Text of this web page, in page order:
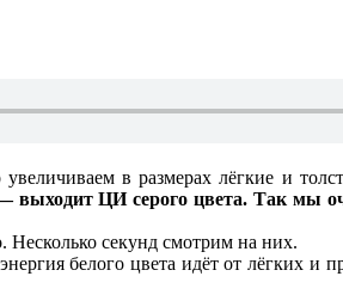
в размерах лёгкие и
выходит ЦИ серого цвета. Так мы
Несколько секунд смотрим на них.
белого цвета идёт от лёгких и